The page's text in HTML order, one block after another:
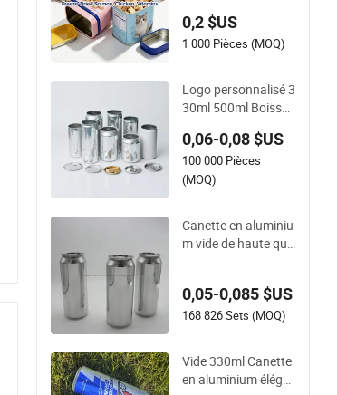
g 50g 100g cacao c
hat chien maca boît
rotéine thé haricots
avec couvercle emb
ossé
0,2 $US
1 000 Pièces (MOQ)
Logo personnalisé 3
30ml 500ml Boisso
te en aluminium ave
c couvercle à ouvert
ure facile
0,06-0,08 $US
100 000 Pièces
(MOQ)
Canette en aluminiu
m vide de haute qua
pour l&#39;emballa
ge de boissons gaze
0,05-0,085 $US
168 826 Sets (MOQ)
Vide 330ml Canette
en aluminium éléga